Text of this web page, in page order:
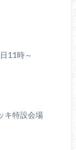
11時～
キ特設会場